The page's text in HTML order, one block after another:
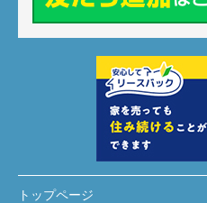
トップページ